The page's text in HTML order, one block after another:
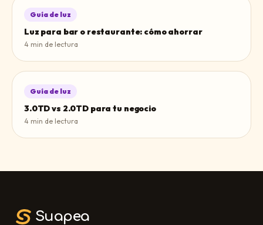
Guía de luz
Luz para bar o restaurante: cómo ahorrar
4 min de lectura
Guía de luz
3.0TD vs 2.0TD para tu negocio
4 min de lectura
Suapea